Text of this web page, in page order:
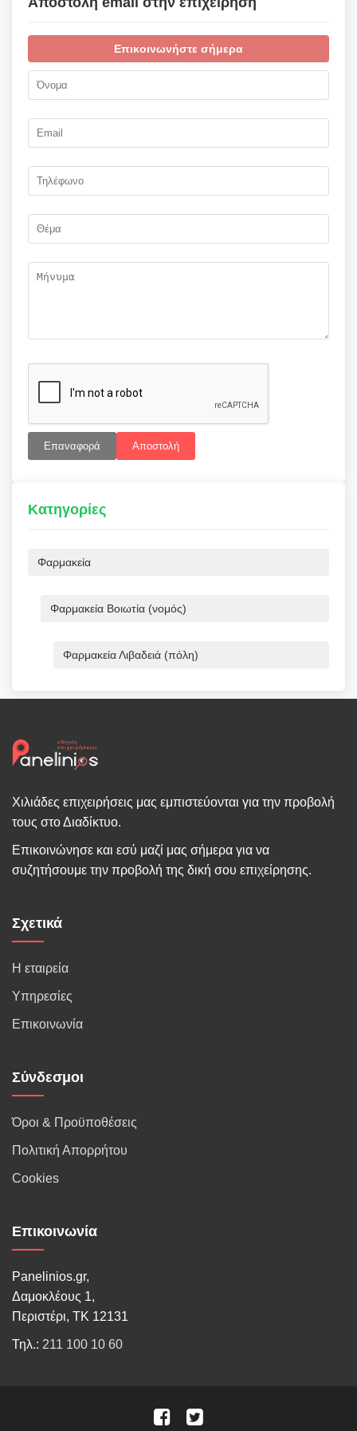
Επικοινωνήστε σήμερα
Επαναφορά Αποστολή
Κατηγορίες
Φαρμακεία
Φαρμακεία Βοιωτία (νομός)
Φαρμακεία Λιβαδειά (πόλη)
Χιλιάδες επιχειρήσεις μας εμπιστεύονται για την προβολή
τους στο Διαδίκτυο.
Επικοινώνησε και εσύ μαζί μας σήμερα για να
συζητήσουμε την προβολή της δική σου επιχείρησης.
Σχετικά
Η εταιρεία
Υπηρεσίες
Επικοινωνία
Σύνδεσμοι
Όροι & Προϋποθέσεις
Πολιτική Απορρήτου
Cookies
Επικοινωνία
Panelinios.gr,
Δαμοκλέους 1,
Περιστέρι, ΤΚ 12131
Τηλ.: 211 100 10 60